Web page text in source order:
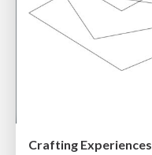
Crafting Experiences